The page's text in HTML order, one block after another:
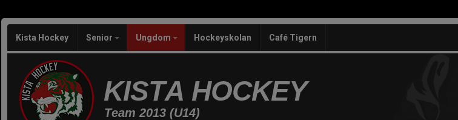
Kista Hockey Senior Ungdom Hockeyskolan Café Tigern
KISTA HOCKEY
Team 2013 (U14)